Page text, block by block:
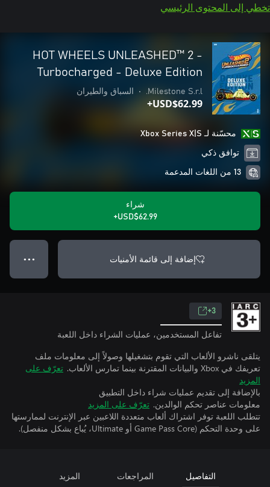
تخطي إلى المحتوى الرئيسي
HOT WHEELS UNLEASHED™ 2 -
Turbocharged - Deluxe Edition
Milestone S.r.l.
• السباق والطيران
USD$62.99+
محسّنة لـ Xbox Series X|S
توافق ذكي
13 من اللغات المدعمة
شراء
USD$62.99+
إضافة إلى قائمة الأمنيات ● ● ●
3+
تفاعل المستخدمين، عمليات الشراء داخل اللعبة
يتلقى ناشرو الألعاب التي تقوم بتشغيلها وصولاً إلى معلومات ملف
تعريفك في Xbox والبيانات المقترنة بينما تمارس الألعاب.
تعرّف على
المزيد
بالإضافة إلى تقديم عمليات شراء داخل التطبيق
معلومات عناصر تحكم الوالدين. تعرّف على المزيد
تتطلب اللعبة توفر اشتراك ألعاب متعددة اللاعبين عبر الإنترنت لممارستها
على وحدة التحكم (Game Pass Core أو Ultimate، يُباع بشكل منفصل).
التفاصيل المراجعات المزيد